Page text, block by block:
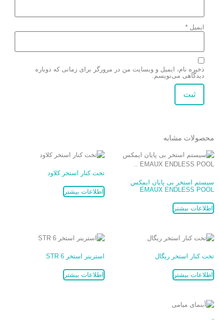
ایمیل *
ذخیره نام، ایمیل و وبسایت من در مرورگر برای زمانی که دوباره
دیدگاهی می‌نویسم.
محصولات مشابه
سیستم استخر بی پایان ایمکس
EMAUX ENDLESS POOL
اطلاعات بیشتر
تخت کنار استخر کلاود
اطلاعات بیشتر
تخت کنار استخر ریگال
اطلاعات بیشتر
استرینر استخر STR 6
اطلاعات بیشتر